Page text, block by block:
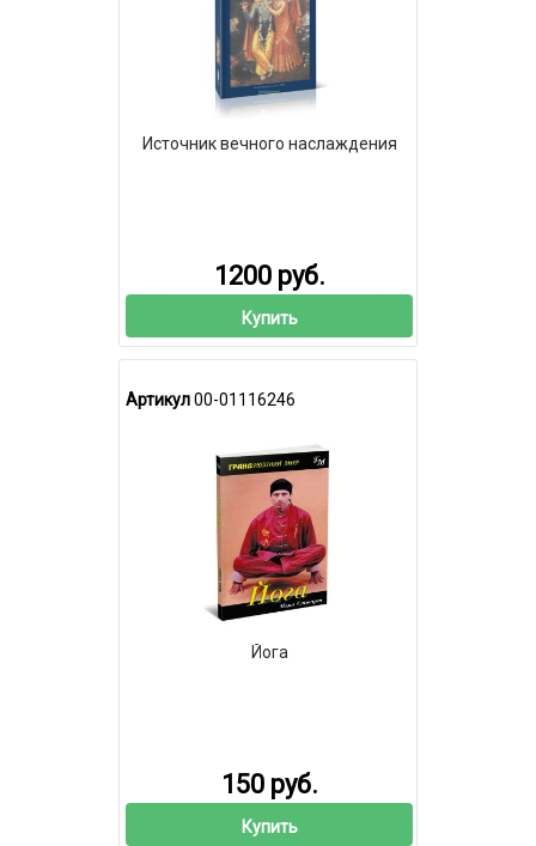
Источник вечного наслаждения
1200 руб.
Купить
Артикул00-01116246
Йога
150 руб.
Купить